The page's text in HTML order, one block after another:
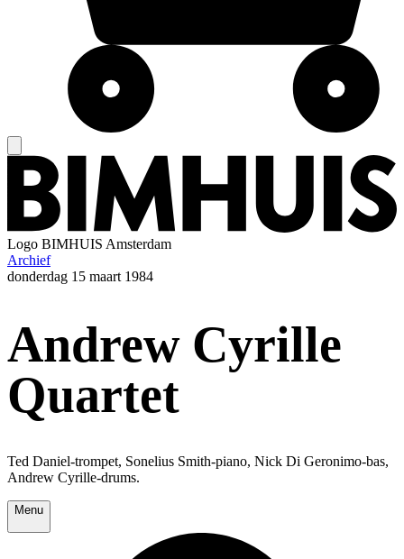
Logo BIMHUIS Amsterdam
Archief
donderdag 15 maart 1984
Andrew Cyrille
Quartet
Ted Daniel-trompet, Sonelius Smith-piano, Nick Di Geronimo-bas,
Andrew Cyrille-drums.
Menu